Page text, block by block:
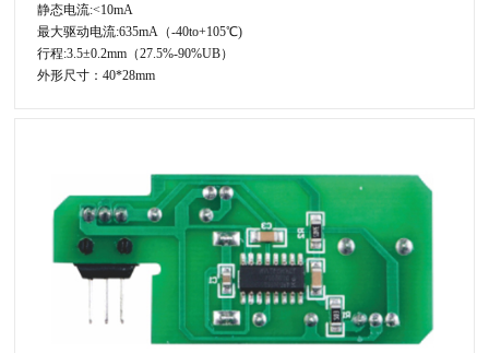
静态电流:<10mA
最大驱动电流:635mA（-40to+105℃)
行程:3.5±0.2mm（27.5%-90%UB）
外形尺寸：40*28mm